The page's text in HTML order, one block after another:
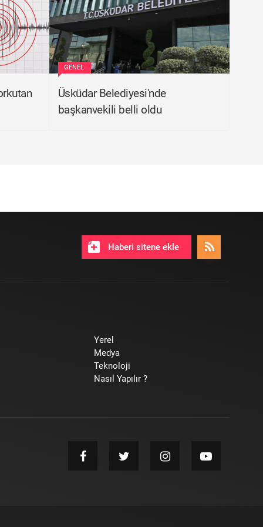
GENEL
Üsküdar Belediyesi'nde
başkanvekili belli oldu
Haberi sitene ekle
Yerel
Medya
Teknoloji
Nasıl Yapılır ?